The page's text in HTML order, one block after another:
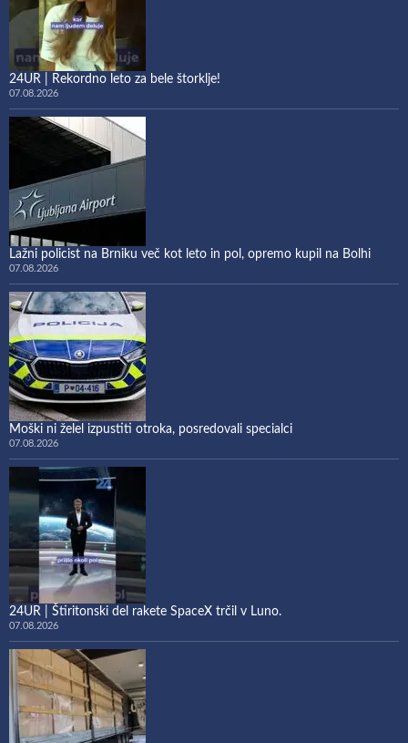
24UR | Rekordno leto za bele štorklje!
07.08.2026
Lažni policist na Brniku več kot leto in pol, opremo kupil na Bolhi
07.08.2026
Moški ni želel izpustiti otroka, posredovali specialci
07.08.2026
24UR | Štiritonski del rakete SpaceX trčil v Luno.
07.08.2026